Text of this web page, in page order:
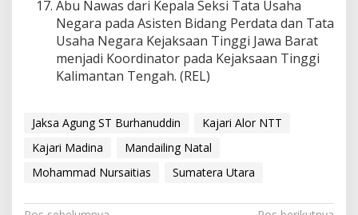
Abu Nawas dari Kepala Seksi Tata Usaha
Negara pada Asisten Bidang Perdata dan Tata
Usaha Negara Kejaksaan Tinggi Jawa Barat
menjadi Koordinator pada Kejaksaan Tinggi
Kalimantan Tengah. (REL)
Jaksa Agung ST Burhanuddin
Kajari Alor NTT
Kajari Madina
Mandailing Natal
Mohammad Nursaitias
Sumatera Utara